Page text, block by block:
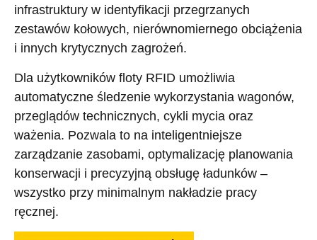
infrastruktury w identyfikacji przegrzanych
zestawów kołowych, nierównomiernego obciążenia
i innych krytycznych zagrożeń.
Dla użytkowników floty RFID umożliwia
automatyczne śledzenie wykorzystania wagonów,
przeglądów technicznych, cykli mycia oraz
ważenia. Pozwala to na inteligentniejsze
zarządzanie zasobami, optymalizację planowania
konserwacji i precyzyjną obsługę ładunków –
wszystko przy minimalnym nakładzie pracy
ręcznej.